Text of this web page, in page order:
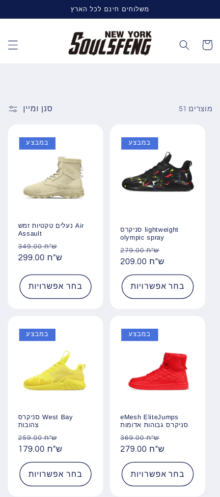
משלוחים חינם לכל הארץ
עגלה
סנן ומיין 51 מוצרים
במבצע
נעלים טקטיות זמש Air
Assault
מחיר
רגיל
349.00 ש"ח
299.00 ש"ח
בחר אפשרויות
במבצע
סניקרס lightweight
olympic spray
מחיר
רגיל
279.00 ש"ח
209.00 ש"ח
בחר אפשרויות
במבצע
סניקרס West Bay
צהובות
מחיר
רגיל
259.00 ש"ח
179.00 ש"ח
בחר אפשרויות
במבצע
eMesh EliteJumps
סניקרס גבוהות אדומות
מחיר
רגיל
369.00 ש"ח
279.00 ש"ח
בחר אפשרויות